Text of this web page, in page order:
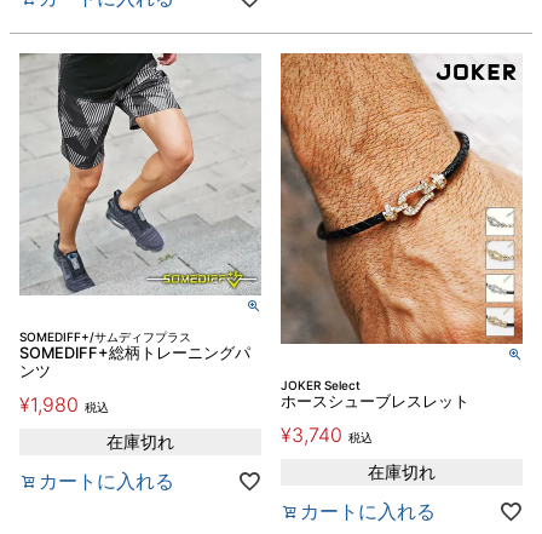
SOMEDIFF+/サムディフプラス
SOMEDIFF+総柄トレーニングパ
ンツ
¥1,980 税込
在庫切れ
カートに入れる
JOKER Select
ホースシューブレスレット
¥3,740 税込
在庫切れ
カートに入れる